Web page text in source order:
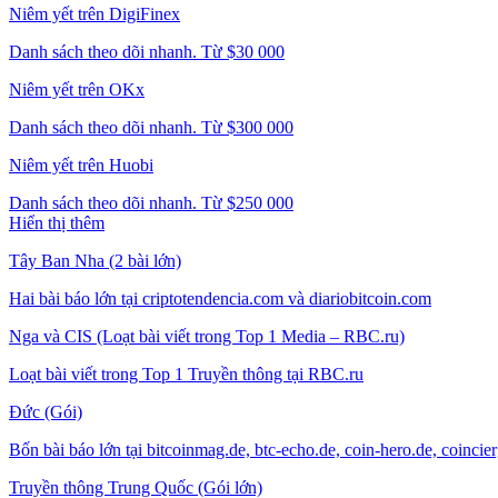
Niêm yết trên DigiFinex
Danh sách theo dõi nhanh. Từ $30 000
Niêm yết trên OKx
Danh sách theo dõi nhanh. Từ $300 000
Niêm yết trên Huobi
Danh sách theo dõi nhanh. Từ $250 000
Hiển thị thêm
Tây Ban Nha (2 bài lớn)
Hai bài báo lớn tại criptotendencia.com và diariobitcoin.com
Nga và CIS (Loạt bài viết trong Top 1 Media – RBC.ru)
Loạt bài viết trong Top 1 Truyền thông tại RBC.ru
Đức (Gói)
Bốn bài báo lớn tại bitcoinmag.de, btc-echo.de, coin-hero.de,
Truyền thông Trung Quốc (Gói lớn)